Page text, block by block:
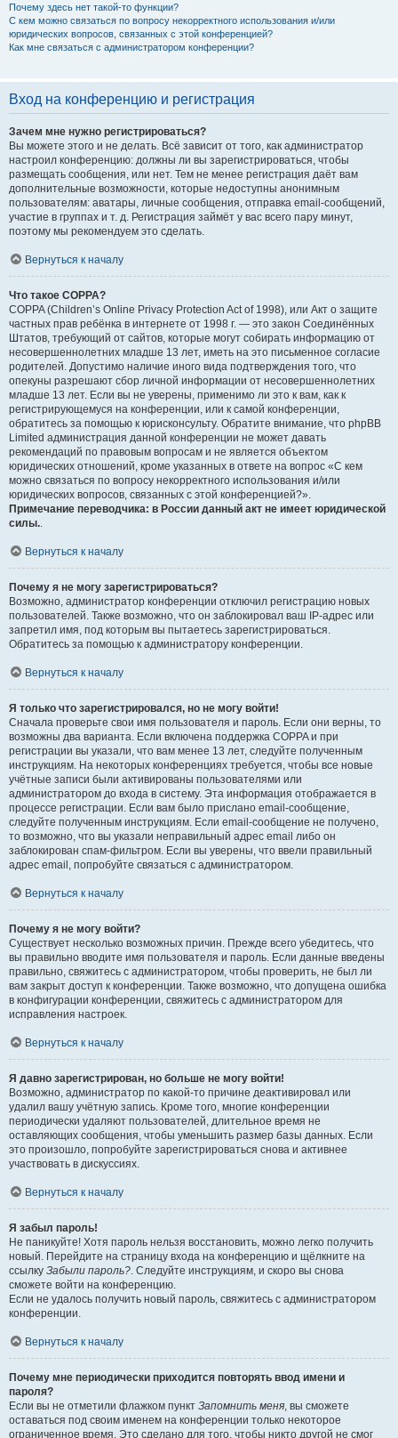
Почему здесь нет такой-то функции?
С кем можно связаться по вопросу некорректного использования и/или
юридических вопросов, связанных с этой конференцией?
Как мне связаться с администратором конференции?
Вход на конференцию и регистрация
Зачем мне нужно регистрироваться?
Вы можете этого и не делать. Всё зависит от того, как администратор
настроил конференцию: должны ли вы зарегистрироваться, чтобы
размещать сообщения, или нет. Тем не менее регистрация даёт вам
дополнительные возможности, которые недоступны анонимным
пользователям: аватары, личные сообщения, отправка email-сообщений,
участие в группах и т. д. Регистрация займёт у вас всего пару минут,
поэтому мы рекомендуем это сделать.
Вернуться к началу
Что такое COPPA?
COPPA (Children’s Online Privacy Protection Act of 1998), или Акт о защите
частных прав ребёнка в интернете от 1998 г. — это закон Соединённых
Штатов, требующий от сайтов, которые могут собирать информацию от
несовершеннолетних младше 13 лет, иметь на это письменное согласие
родителей. Допустимо наличие иного вида подтверждения того, что
опекуны разрешают сбор личной информации от несовершеннолетних
младше 13 лет. Если вы не уверены, применимо ли это к вам, как к
регистрирующемуся на конференции, или к самой конференции,
обратитесь за помощью к юрисконсульту. Обратите внимание, что phpBB
Limited администрация данной конференции не может давать
рекомендаций по правовым вопросам и не является объектом
юридических отношений, кроме указанных в ответе на вопрос «С кем
можно связаться по вопросу некорректного использования и/или
юридических вопросов, связанных с этой конференцией?».
Примечание переводчика: в России данный акт не имеет юридической
силы..
Вернуться к началу
Почему я не могу зарегистрироваться?
Возможно, администратор конференции отключил регистрацию новых
пользователей. Также возможно, что он заблокировал ваш IP-адрес или
запретил имя, под которым вы пытаетесь зарегистрироваться.
Обратитесь за помощью к администратору конференции.
Вернуться к началу
Я только что зарегистрировался, но не могу войти!
Сначала проверьте свои имя пользователя и пароль. Если они верны, то
возможны два варианта. Если включена поддержка COPPA и при
регистрации вы указали, что вам менее 13 лет, следуйте полученным
инструкциям. На некоторых конференциях требуется, чтобы все новые
учётные записи были активированы пользователями или
администратором до входа в систему. Эта информация отображается в
процессе регистрации. Если вам было прислано email-сообщение,
следуйте полученным инструкциям. Если email-сообщение не получено,
то возможно, что вы указали неправильный адрес email либо он
заблокирован спам-фильтром. Если вы уверены, что ввели правильный
адрес email, попробуйте связаться с администратором.
Вернуться к началу
Почему я не могу войти?
Существует несколько возможных причин. Прежде всего убедитесь, что
вы правильно вводите имя пользователя и пароль. Если данные введены
правильно, свяжитесь с администратором, чтобы проверить, не был ли
вам закрыт доступ к конференции. Также возможно, что допущена ошибка
в конфигурации конференции, свяжитесь с администратором для
исправления настроек.
Вернуться к началу
Я давно зарегистрирован, но больше не могу войти!
Возможно, администратор по какой-то причине деактивировал или
удалил вашу учётную запись. Кроме того, многие конференции
периодически удаляют пользователей, длительное время не
оставляющих сообщения, чтобы уменьшить размер базы данных. Если
это произошло, попробуйте зарегистрироваться снова и активнее
участвовать в дискуссиях.
Вернуться к началу
Я забыл пароль!
Не паникуйте! Хотя пароль нельзя восстановить, можно легко получить
новый. Перейдите на страницу входа на конференцию и щёлкните на
ссылку Забыли пароль?. Следуйте инструкциям, и скоро вы снова
сможете войти на конференцию.
Если не удалось получить новый пароль, свяжитесь с администратором
конференции.
Вернуться к началу
Почему мне периодически приходится повторять ввод имени и
пароля?
Если вы не отметили флажком пункт Запомнить меня, вы сможете
оставаться под своим именем на конференции только некоторое
ограниченное время. Это сделано для того, чтобы никто другой не смог